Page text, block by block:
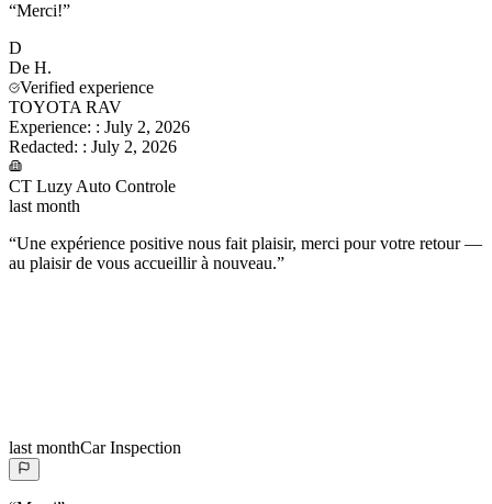
“Merci!”
D
De H.
Verified experience
TOYOTA RAV
Experience: : July 2, 2026
Redacted: : July 2, 2026
CT Luzy Auto Controle
last month
“Une expérience positive nous fait plaisir, merci pour votre retour —
au plaisir de vous accueillir à nouveau.”
last monthCar Inspection